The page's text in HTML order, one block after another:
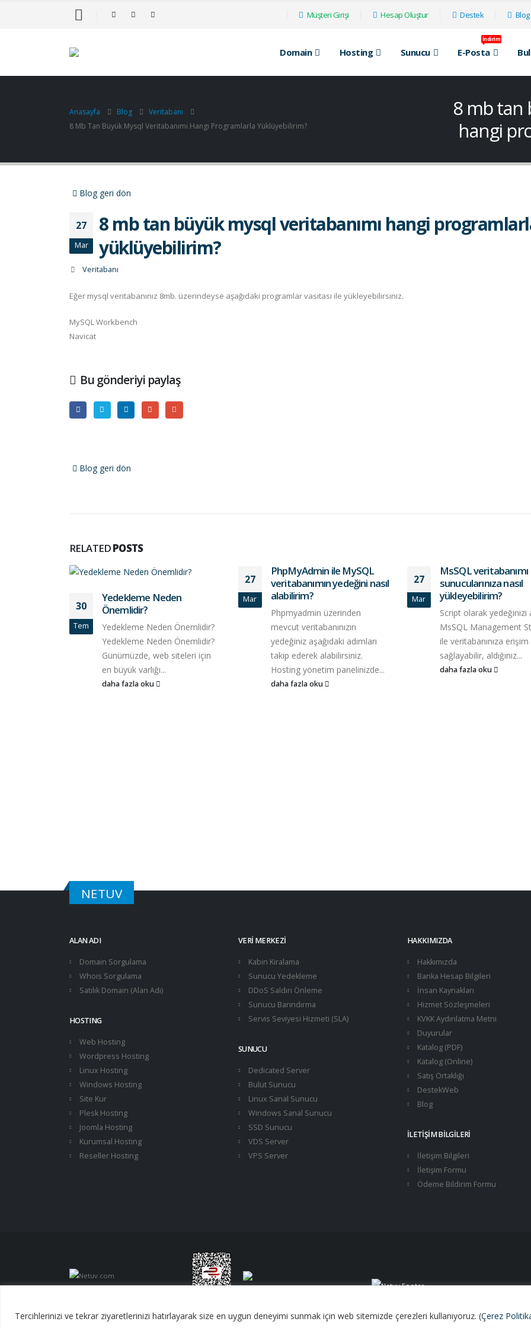
Tercihlerinizi ve tekrar ziyaretlerinizi hatırlayarak size en uygun deneyimi sunmak için web sitemizde çerezleri kullanıyoruz. (Çerez
Müşteri Girişi Hesap Oluştur Destek Blog
Domain Hosting Sunucu E-Posta
İndirim
Anasayfa Blog
Veritabanı
8 Mb Tan Büyük Mysql Veritabanımı Hangi Programlarla Yüklüyebilirim?
8 mb tan
hangi
Blog geri dön
27
Mar
8 mb tan büyük mysql veritabanımı hangi
yüklüyebilirim?
Veritabanı
Eğer mysql veritabanınız 8mb. üzerindeyse aşağıdaki programlar vasıtası ile yükleyebilirsiniz.
MySQL Workbench
Navicat
Bu gönderiyi paylaş
Blog geri dön
RELATEDPOSTS
30
Tem
Yedekleme Neden
Önemlidir?
Yedekleme Neden Önemlidir?
Yedekleme Neden Önemlidir?
Günümüzde, web siteleri için
en büyük varlığı...
daha fazla oku
27
Mar
PhpMyAdmin ile MySQL
veritabanımın yedeğini nasıl
alabilirim?
Phpmyadmin üzerinden
mevcut veritabanınızın
yedeğiniz aşağıdaki adımları
takip ederek alabilirsiniz.
Hosting yönetim panelinizde...
daha fazla oku
27
Mar
MsSQL veritabanımı
sunucularınıza nasıl
yükleyebilirim?
Script olarak yedeğinizi
MsSQL Management
ile veritabanınıza erişim
sağlayabilir, aldığınız...
daha fazla oku
NETUV
ALAN ADI
Domain Sorgulama
Whois Sorgulama
Satılık Domain (Alan Adı)
HOSTING
Web Hosting
Wordpress Hosting
Linux Hosting
Windows Hosting
Site Kur
Plesk Hosting
Joomla Hosting
Kurumsal Hosting
Reseller Hosting
VERI MERKEZI
Kabin Kiralama
Sunucu Yedekleme
DDoS Saldırı Önleme
Sunucu Barındırma
Servis Seviyesi Hizmeti (SLA)
SUNUCU
Dedicated Server
Bulut Sunucu
Linux Sanal Sunucu
Windows Sanal Sunucu
SSD Sunucu
VDS Server
VPS Server
HAKKIMIZDA
Hakkımızda
Banka Hesap Bilgileri
İnsan Kaynakları
Hizmet Sözleşmeleri
KVKK Aydınlatma Metni
Duyurular
Katalog (PDF)
Katalog (Online)
Satış Ortaklığı
DestekWeb
Blog
İLETIŞIM BILGILERI
İletişim Bilgileri
İletişim Formu
Ödeme Bildirim Formu